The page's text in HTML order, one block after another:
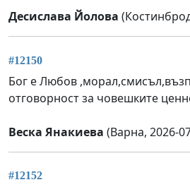
Десислава Йолова
#12150
Бог е Любов
отговорност за човешките
Веска Янакиева (Варна, 2026-
#12152